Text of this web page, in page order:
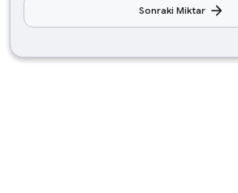
Sonraki Miktar arrow_forward